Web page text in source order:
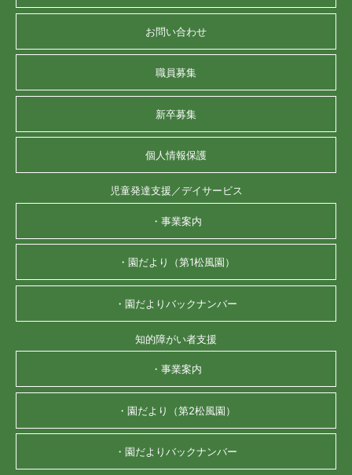
お問い合わせ
職員募集
新卒募集
個人情報保護
児童発達支援／デイサービス
・事業案内
・園だより（第1松風園）
・園だよりバックナンバー
知的障がい者支援
・事業案内
・園だより（第2松風園）
・園だよりバックナンバー